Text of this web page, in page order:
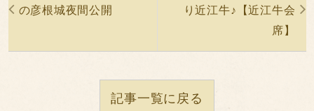
の彦根城夜間公開
り近江牛♪【近江牛会
席】
記事一覧に戻る